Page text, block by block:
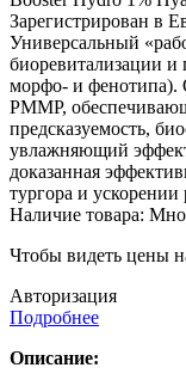
Зарегистрирован в
Универсальный
биоревитализации
морфо- и фенотипа).
PMMP,
предсказуемость,
увлажняющий
доказанная
тургора и ускорении
Наличие товара:
Чтобы видеть цены
Авторизация
Подробнее
Описание: